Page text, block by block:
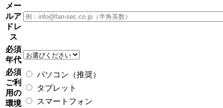
メー
ルア
ドレ
ス
必須
年代
必須
ご利
用の
環境
パソコン（推奨）
タブレット
スマートフォン